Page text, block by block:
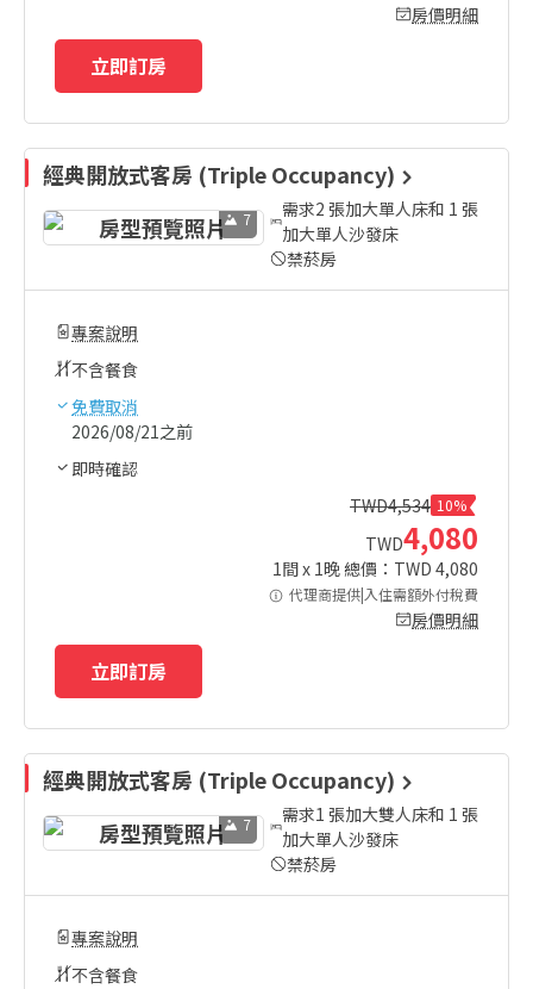
房價明細
立即訂房
經典開放式客房 (Triple Occupancy)
7
需求2 張加大單人床和 1 張
加大單人沙發床
禁菸房
專案說明
不含餐食
免費取消
2026/08/21之前
即時確認
TWD4,534 10%
TWD4,080
1間 x 1晚 總價：TWD 4,080
代理商提供|入住需額外付稅費
房價明細
立即訂房
經典開放式客房 (Triple Occupancy)
7
需求1 張加大雙人床和 1 張
加大單人沙發床
禁菸房
專案說明
不含餐食